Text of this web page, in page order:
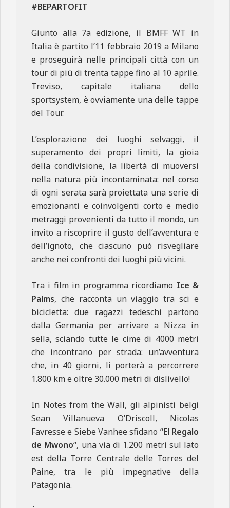
#BEPARTOFIT
Giunto alla 7a edizione, il BMFF WT in
Italia è partito l’11 febbraio 2019 a Milano
e proseguirà nelle principali città con un
tour di più di trenta tappe fino al 10 aprile.
Treviso, capitale italiana dello
sportsystem, è ovviamente una delle tappe
del Tour.
L’esplorazione dei luoghi selvaggi, il
superamento dei propri limiti, la gioia
della condivisione, la libertà di muoversi
nella natura più incontaminata: nel corso
di ogni serata sarà proiettata una serie di
emozionanti e coinvolgenti corto e medio
metraggi provenienti da tutto il mondo, un
invito a riscoprire il gusto dell’avventura e
dell’ignoto, che ciascuno può risvegliare
anche nei confronti dei luoghi più vicini.
Tra i film in programma ricordiamo Ice &
Palms, che racconta un viaggio tra sci e
bicicletta: due ragazzi tedeschi partono
dalla Germania per arrivare a Nizza in
sella, sciando tutte le cime di 4000 metri
che incontrano per strada: un’avventura
che, in 40 giorni, li porterà a percorrere
1.800 km e oltre 30.000 metri di dislivello!
In Notes from the Wall, gli alpinisti belgi
Sean Villanueva O’Driscoll, Nicolas
Favresse e Siebe Vanhee sfidano “El Regalo
de Mwono“, una via di 1.200 metri sul lato
est della Torre Centrale delle Torres del
Paine, tra le più impegnative della
Patagonia.